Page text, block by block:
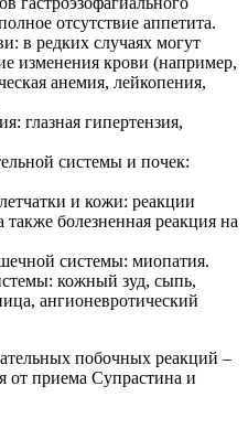
отсутствие аппетита.
в редких случаях могут
изменения крови (например,
анемия, лейкопения,
глазная гипертензия,
системы и почек:
и кожи: реакции
также болезненная реакция на
системы: миопатия.
кожный зуд, сыпь,
ангионевротический
побочных реакций –
от приема Супрастина и